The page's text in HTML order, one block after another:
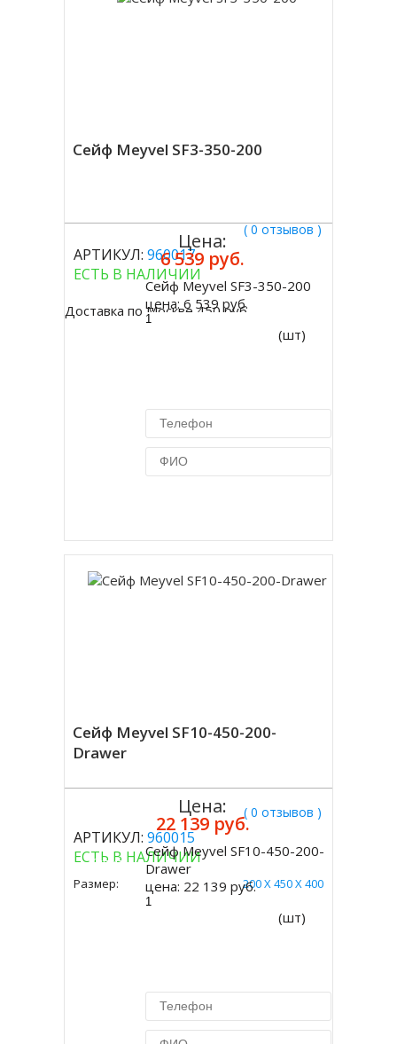
Сейф Meyvel SF3-350-200
( 0 отзывов )
АРТИКУЛ: 960017
ЕСТЬ В НАЛИЧИИ
Доставка по Москве 450 руб.
Цена:
6 539 руб.
Сейф Meyvel SF3-350-200
цена:6 539 руб.
(шт)
Сейф Meyvel SF10-450-200-
Drawer
( 0 отзывов )
АРТИКУЛ: 960015
ЕСТЬ В НАЛИЧИИ
Размер: 200 Х 450 Х 400
Цена:
22 139 руб.
Купить
Сейф Meyvel SF10-450-200-
Drawer
цена: 22 139 руб.
(шт)